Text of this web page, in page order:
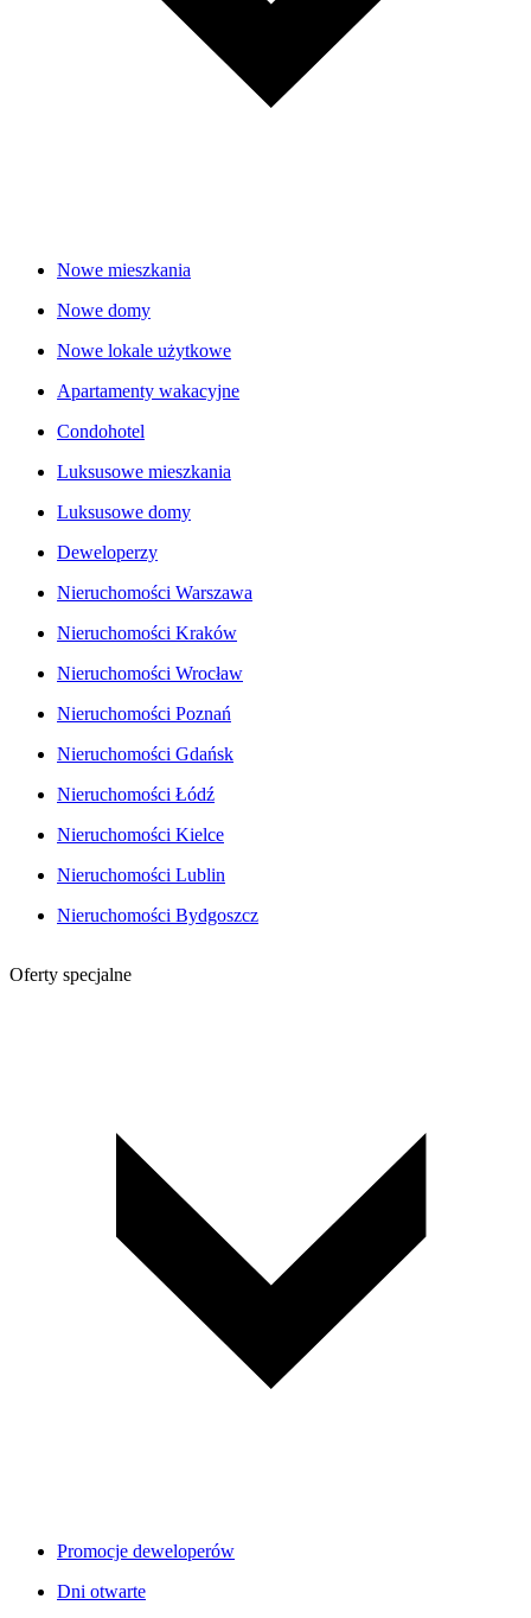
Nowe mieszkania
Nowe domy
Nowe lokale użytkowe
Apartamenty wakacyjne
Condohotel
Luksusowe mieszkania
Luksusowe domy
Deweloperzy
Nieruchomości Warszawa
Nieruchomości Kraków
Nieruchomości Wrocław
Nieruchomości Poznań
Nieruchomości Gdańsk
Nieruchomości Łódź
Nieruchomości Kielce
Nieruchomości Lublin
Nieruchomości Bydgoszcz
Oferty specjalne
Promocje deweloperów
Dni otwarte